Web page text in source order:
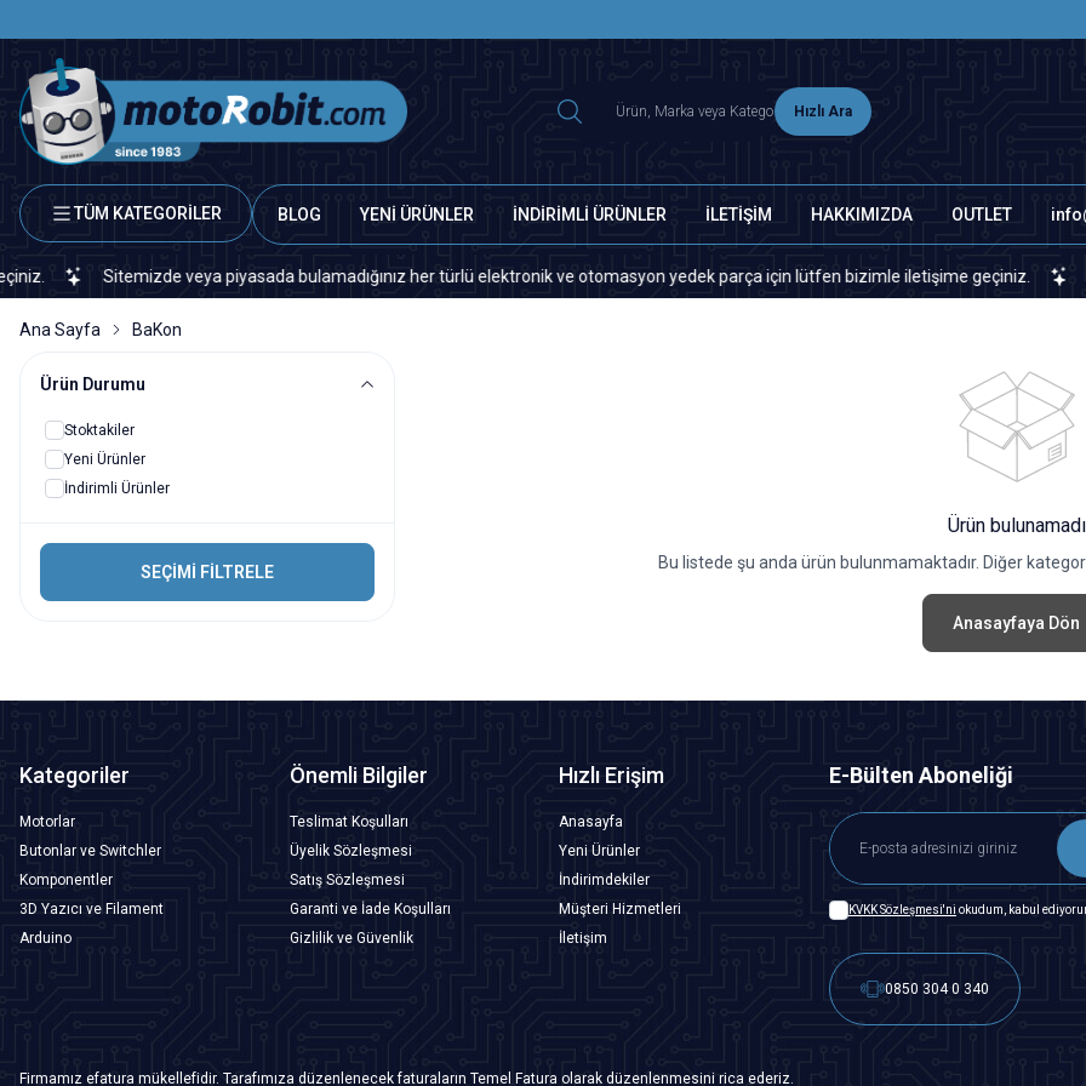
Hızlı Ara
TÜM KATEGORİLER BLOG YENİ ÜRÜNLER İNDİRİMLİ ÜRÜNLER İLETİŞİM HAKKIMIZDA OUTLET
Sitemizde veya piyasada bulamadığınız her türlü elektronik ve otomasyon yedek parça için lütfen bizimle iletişime geçiniz.
Ana Sayfa BaKon
Ürün Durumu
Stoktakiler
Yeni Ürünler
İndirimli Ürünler
SEÇİMİ FİLTRELE
Ürün bulunamadı
Bu listede şu anda ürün bulunmamaktadır. Diğer
Anasayfaya Dön
Kategoriler
Motorlar
Butonlar ve Switchler
Komponentler
3D Yazıcı ve Filament
Arduino
Önemli Bilgiler
Teslimat Koşulları
Üyelik Sözleşmesi
Satış Sözleşmesi
Garanti ve İade Koşulları
Gizlilik ve Güvenlik
Hızlı Erişim
Anasayfa
Yeni Ürünler
İndirimdekiler
Müşteri Hizmetleri
İletişim
E-Bülten Aboneliği
KVKK Sözleşmesi'ni okudum, kabul
0850 304 0 340
Firmamız efatura mükellefidir. Tarafımıza düzenlenecek faturaların Temel Fatura olarak düzenlenmesini rica ederiz.